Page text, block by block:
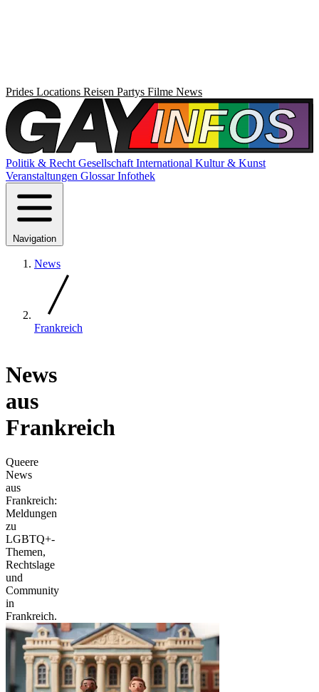
Prides Locations Reisen Partys Filme News
Politik & Recht Gesellschaft International Kultur & Kunst
Veranstaltungen GlossarInfothek
Navigation
News
Frankreich
News
aus
Frankreich
Queere
News
aus
Frankreich:
Meldungen
zu
LGBTQ+-
Themen,
Rechtslage
und
Community
in
Frankreich.